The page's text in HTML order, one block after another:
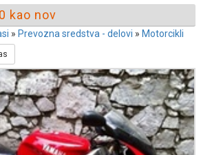
kao nov
» Prevozna sredstva - delovi » Motorcikli